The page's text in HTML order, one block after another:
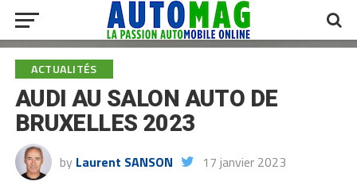
ACTUALITÉS
AUDI AU SALON AUTO DE
BRUXELLES 2023
by Laurent SANSON 17 janvier 2023